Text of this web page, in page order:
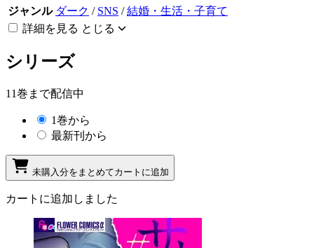
ジャンル ダーク / SNS /結婚・生活・子育て
詳細を見る とじる
シリーズ
11巻まで配信中
1巻から
最新刊から
未購入分をまとめてカートに追加
カートに追加しました